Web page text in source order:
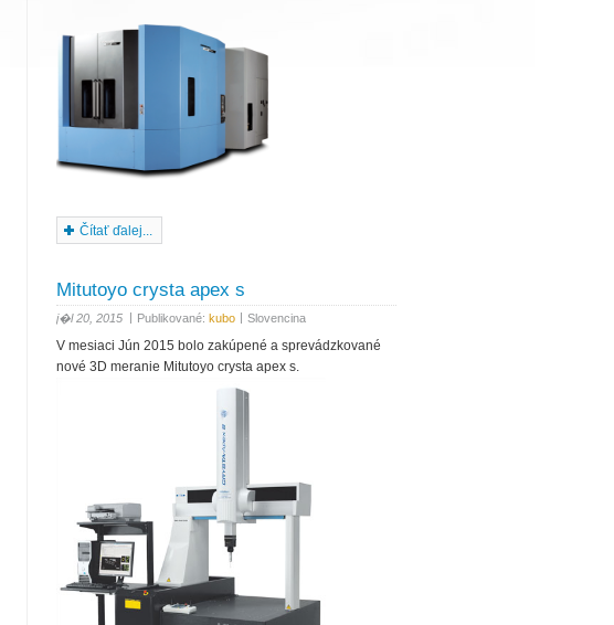
Čítať ďalej...
Mitutoyo crysta apex s
j�l 20, 2015 Publikované: kubo Slovencina
V mesiaci Jún 2015 bolo zakúpené a sprevádzkované
nové 3D meranie Mitutoyo crysta apex s.